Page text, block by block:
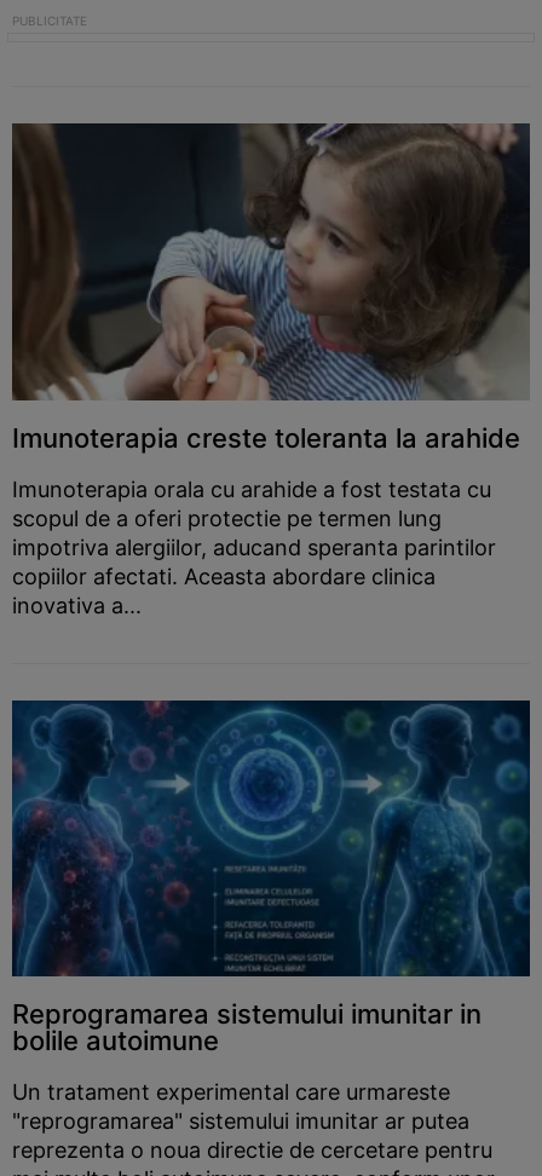
Imunoterapia creste toleranta la arahide
Imunoterapia orala cu arahide a fost testata cu
scopul de a oferi protectie pe termen lung
impotriva alergiilor, aducand speranta parintilor
copiilor afectati. Aceasta abordare clinica
inovativa a...
Reprogramarea sistemului imunitar in
bolile autoimune
Un tratament experimental care urmareste
"reprogramarea" sistemului imunitar ar putea
reprezenta o noua directie de cercetare pentru